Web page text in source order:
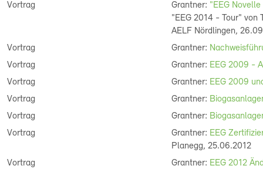
Vortrag Grantner: "EEG
"EEG 2014 - Tour" von
AELF Nördlingen,
Vortrag
Grantner:
Vortrag
Grantner: EEG 2009 -
Vortrag
Grantner: EEG 2009
Vortrag
Grantner:
Vortrag
Grantner:
Vortrag
Grantner: EEG
Planegg, 25.06.2012
Vortrag
Grantner: EEG 2012